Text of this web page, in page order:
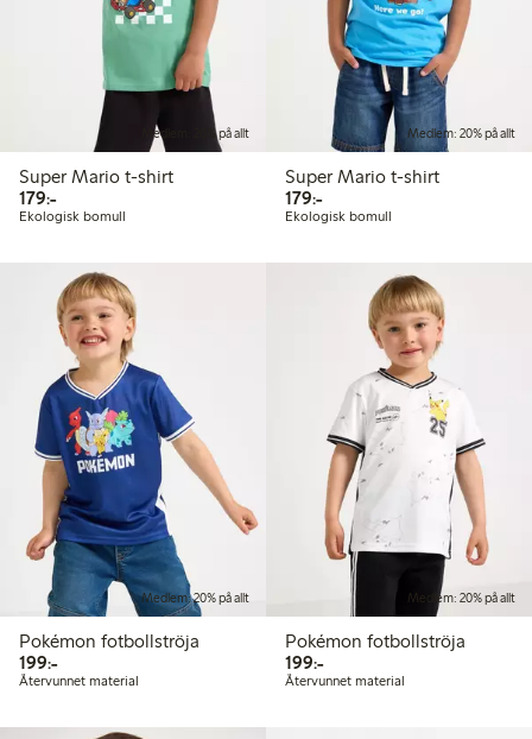
Medlem: 20% på allt
Super Mario t-shirt
179:-179,00 kr
Ekologisk bomull
Medlem: 20% på allt
Super Mario t-shirt
179:-179,00 kr
Ekologisk bomull
Medlem: 20% på allt
Pokémon fotbollströja
199:-199,00 kr
Återvunnet material
Medlem: 20% på allt
Pokémon fotbollströja
199:-199,00 kr
Återvunnet material